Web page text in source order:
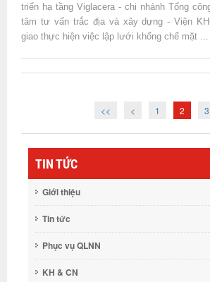
triển hạ tầng Viglacera - chi nhánh Tổng
tâm tư vấn trắc địa và xây dựng - Viện
giao thực hiện việc lập lưới khống chế mặt ...
<< < 1 2 3
TIN TỨC
Giới thiệu
Tin tức
Phục vụ QLNN
KH & CN